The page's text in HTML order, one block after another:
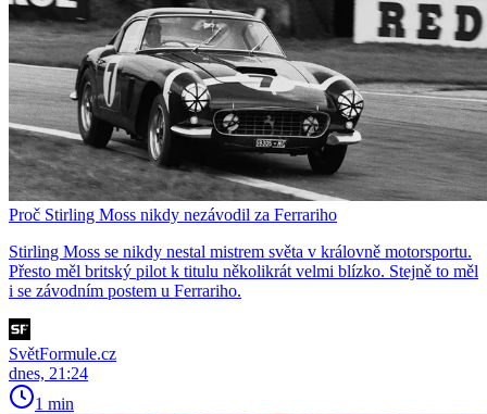
Proč Stirling Moss nikdy nezávodil za Ferrariho
Stirling Moss se nikdy nestal mistrem světa v královně motorsportu.
Přesto měl britský pilot k titulu několikrát velmi blízko. Stejně to měl
i se závodním postem u Ferrariho.
SvětFormule.cz
dnes, 21:24
1 min